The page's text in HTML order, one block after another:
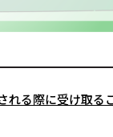
れる際に受け取る